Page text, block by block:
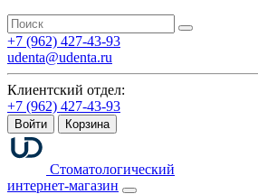
+7 (962) 427-43-93
udenta@udenta.ru
Клиентский отдел:
+7 (962) 427-43-93
Войти Корзина
Стоматологический
интернет-магазин